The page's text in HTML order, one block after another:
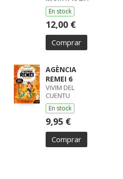
En stock
12,00 €
Comprar
AGÈNCIA
REMEI 6
VIVIM DEL
CUENTU
En stock
9,95 €
Comprar